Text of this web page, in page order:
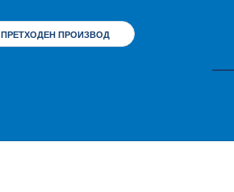
ПРЕТХОДЕН ПРОИЗВОД